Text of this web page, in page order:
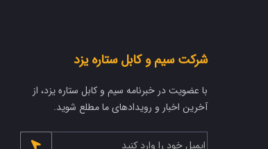
شرکت سیم و کابل ستاره یزد
با عضویت در خبرنامه سیم و کابل ستاره یزد، از
آخرین اخبار و رویدادهای ما مطلع شوید.